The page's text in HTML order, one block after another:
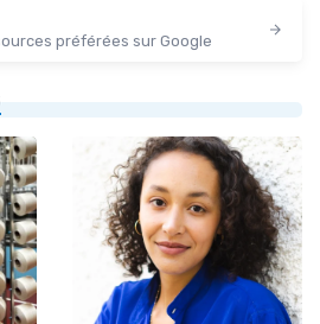
préférées sur Google